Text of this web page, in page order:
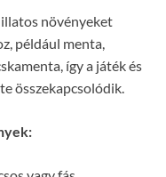
növényeket
például menta,
így a játék és
összekapcsolódik.